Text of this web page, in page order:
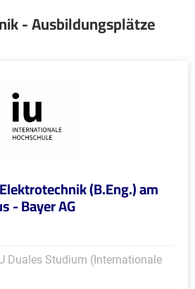
- Ausbildungsplätze
(B.Eng.) am
- Bayer AG
Duales Studium (Internationale